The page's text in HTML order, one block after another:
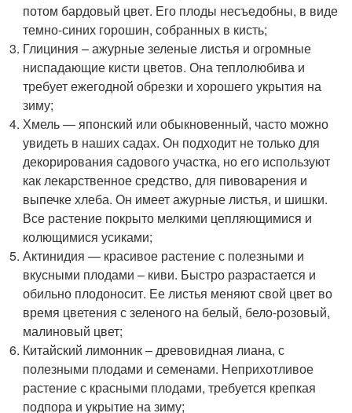
потом бардовый цвет. Его плоды несъедобны, в виде
темно-синих горошин, собранных в кисть;
Глициния – ажурные зеленые листья и огромные
ниспадающие кисти цветов. Она теплолюбива и
требует ежегодной обрезки и хорошего укрытия на
зиму;
Хмель — японский или обыкновенный, часто можно
увидеть в наших садах. Он подходит не только для
декорирования садового участка, но его используют
как лекарственное средство, для пивоварения и
выпечке хлеба. Он имеет ажурные листья, и шишки.
Все растение покрыто мелкими цепляющимися и
колющимися усиками;
Актинидия — красивое растение с полезными и
вкусными плодами – киви. Быстро разрастается и
обильно плодоносит. Ее листья меняют свой цвет во
время цветения с зеленого на белый, бело-розовый,
малиновый цвет;
Китайский лимонник – древовидная лиана, с
полезными плодами и семенами. Неприхотливое
растение с красными плодами, требуется крепкая
подпора и укрытие на зиму;